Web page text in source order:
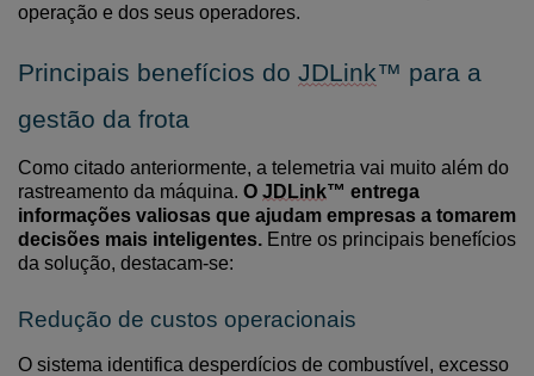
operação e dos seus operadores.
Principais benefícios do JDLink™ para a
gestão da frota
Como citado anteriormente, a telemetria vai muito além do
rastreamento da máquina. O JDLink™ entrega
informações valiosas que ajudam empresas a tomarem
decisões mais inteligentes. Entre os principais benefícios
da solução, destacam-se:
Redução de custos operacionais
O sistema identifica desperdícios de combustível, excesso